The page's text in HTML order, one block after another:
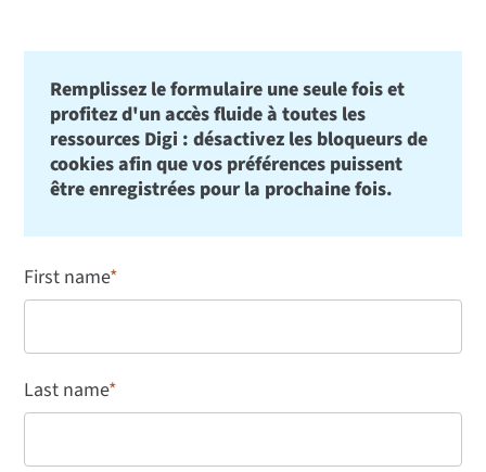
Remplissez le formulaire une seule fois et
profitez d'un accès fluide à toutes les
ressources Digi : désactivez les bloqueurs de
cookies afin que vos préférences puissent
être enregistrées pour la prochaine fois.
First name*
Last name*